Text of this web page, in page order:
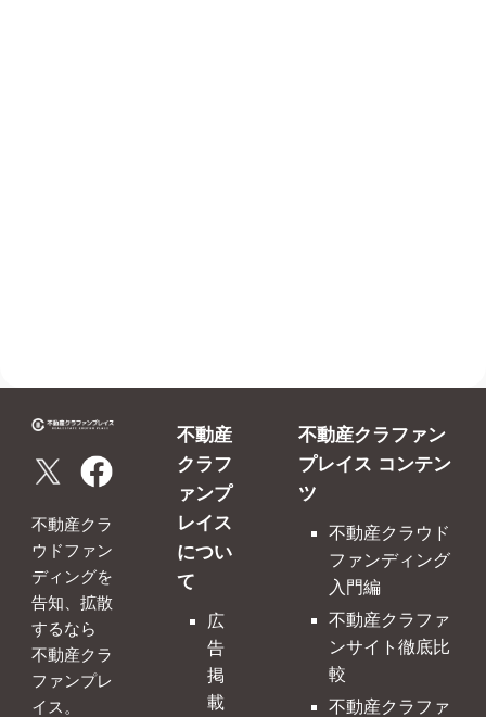
不動産クラ
ウドファン
ディングを
告知、拡散
するなら
不動産クラ
ファンプレ
イス。
不動産
クラフ
ァンプ
レイス
につい
て
広
告
掲
載
不動産クラファン
プレイス コンテン
ツ
不動産クラウド
ファンディング
入門編
不動産クラファ
ンサイト徹底比
較
不動産クラファ